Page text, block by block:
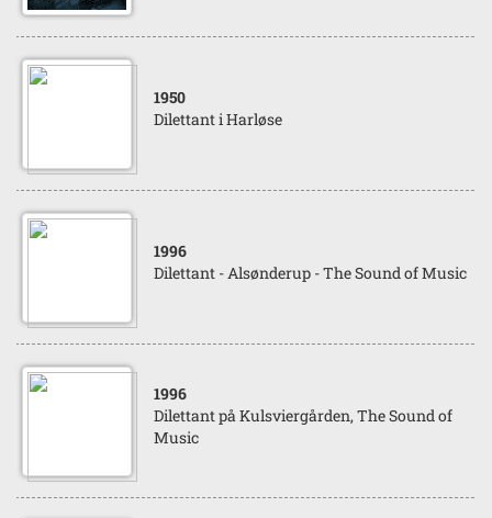
1950
Dilettant i Harløse
1996
Dilettant - Alsønderup - The Sound of Music
1996
Dilettant på Kulsviergården, The Sound of
Music